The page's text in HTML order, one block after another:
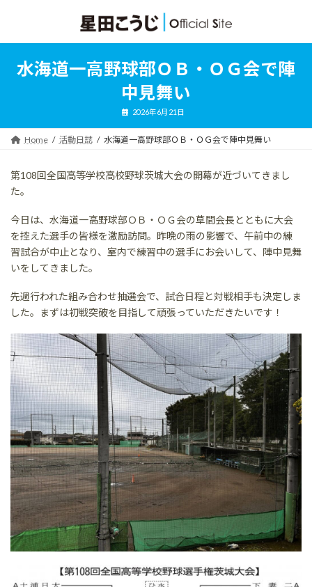
ン
ー
水海道一高野球部ＯＢ・ＯＧ会で陣
中見舞い
2026年6月21日
Home 活動日誌 水海道一高野球部ＯＢ・ＯＧ会で陣中見舞い
第108回全国高等学校高校野球茨城大会の開幕が近づいてきまし
た。
今日は、水海道一高野球部ＯＢ・ＯＧ会の草間会長とともに大会
を控えた選手の皆様を激励訪問。昨晩の雨の影響で、午前中の練
習試合が中止となり、室内で練習中の選手にお会いして、陣中見舞
いをしてきました。
先週行われた組み合わせ抽選会で、試合日程と対戦相手も決定しま
した。まずは初戦突破を目指して頑張っていただきたいです！